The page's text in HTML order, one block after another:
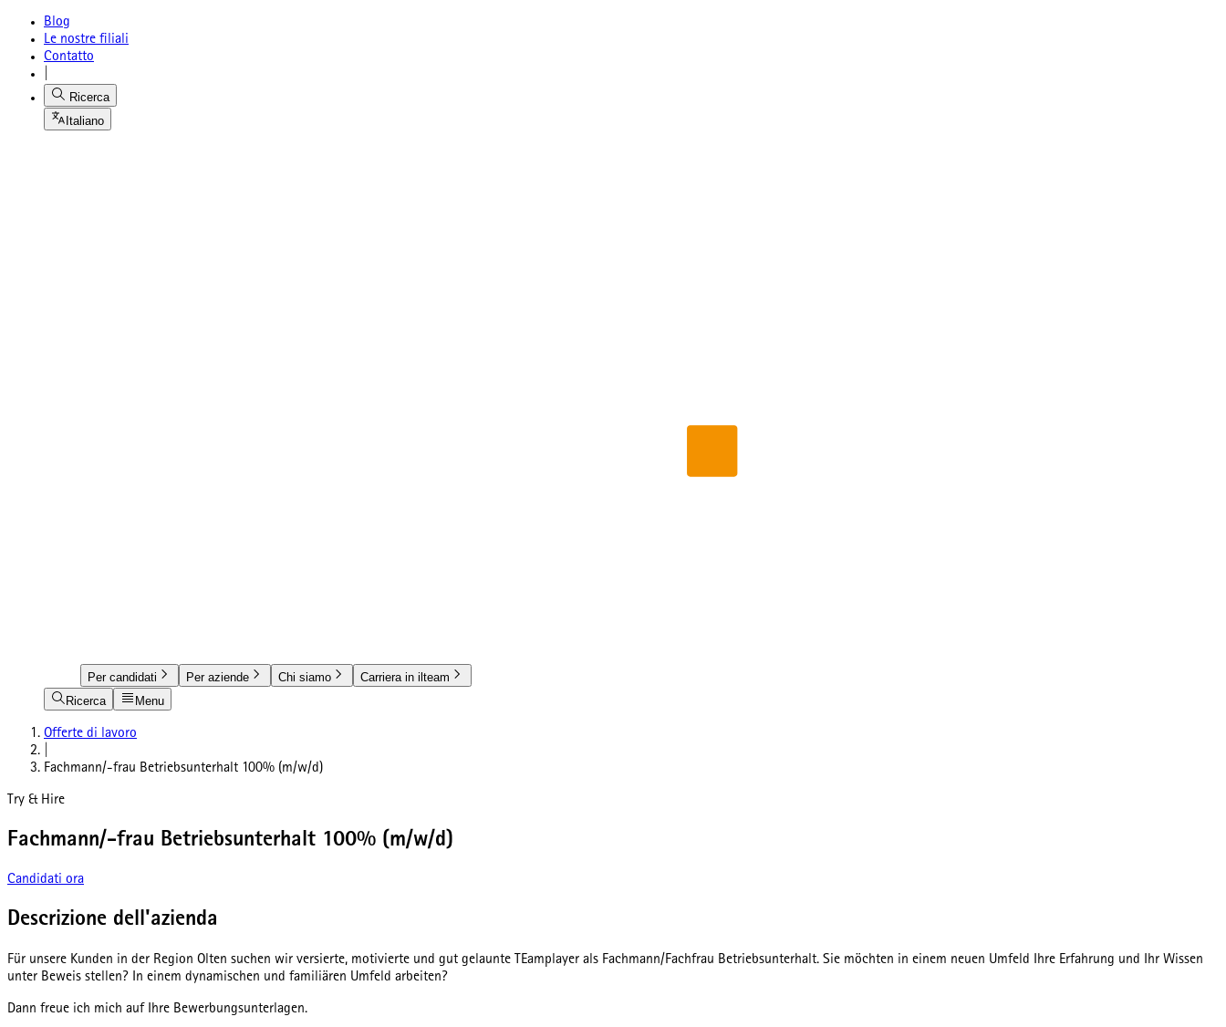
Blog
Le nostre filiali
Contatto
Ricerca
Italiano
Per candidati Per aziende Chi siamo
Carriera in ilteam
Ricerca
Menu
Offerte di lavoro
Fachmann/-frau Betriebsunterhalt 100% (m/w/d)
Try & Hire
Fachmann/-frau Betriebsunterhalt 100% (m/w/d)
Candidati ora
Descrizione dell'azienda
Für unsere Kunden in der Region Olten suchen wir versierte, motivierte und gut gelaunte TEamplayer als Fachmann/Fachfrau Betriebsunterhalt. Sie möchten in einem neuen Umfeld Ihre Erfahrung und Ihr Wissen
unter Beweis stellen? In einem dynamischen und familiären Umfeld arbeiten?
Dann freue ich mich auf Ihre Bewerbungsunterlagen.